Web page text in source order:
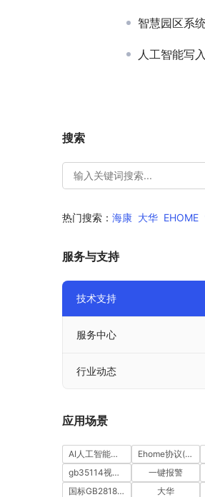
智慧园区系
人工智能写入“
搜索
热门搜索： 海康 大华 EHOME
服务与支持
技术支持
服务中心
行业动态
应用场景
AI人工智能视频分析 Ehome协议(ISUP)
gb35114视频安全
一键报警
国标GB28181协议
大华